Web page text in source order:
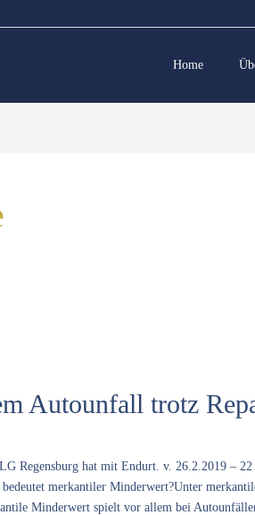
Home
Autounfall trotz
Regensburg hat mit Endurt. v. 26.2.2019 –
merkantiler Minderwert?Unter
Minderwert spielt vor allem bei